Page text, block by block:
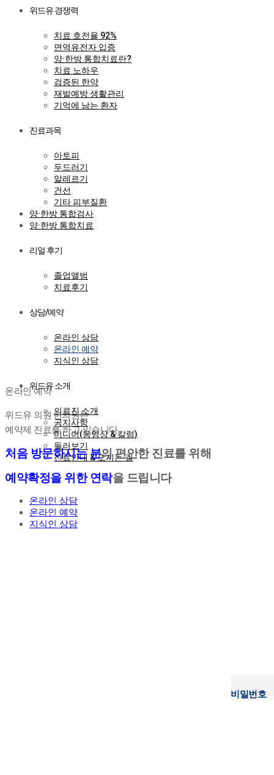
위드유 경쟁력
치료 호전율 92%
면역유전자 입증
양·한방 통합치료란?
치료 노하우
검증된 한약
재발예방 생활관리
기억에 남는 환자
진료과목
아토피
두드러기
알레르기
건선
기타 피부질환
양·한방 통합검사
양·한방 통합치료
리얼 후기
졸업앨범
치료후기
상담/예약
온라인 상담
온라인 예약
지식인 상담
위드유 소개
의료진 소개
공지사항
미디어(동영상 & 칼럼)
둘러보기
진료안내 & 오시는 길
온라인 예약
온라인 예약
위드유 의원·한의원은
예약제 진료를 하고 있습니다
처음 방문하시는 분의 편안한 진료를 위해
예약확정을 위한 연락을 드립니다
온라인 상담
온라인 예약
지식인 상담
비밀번호